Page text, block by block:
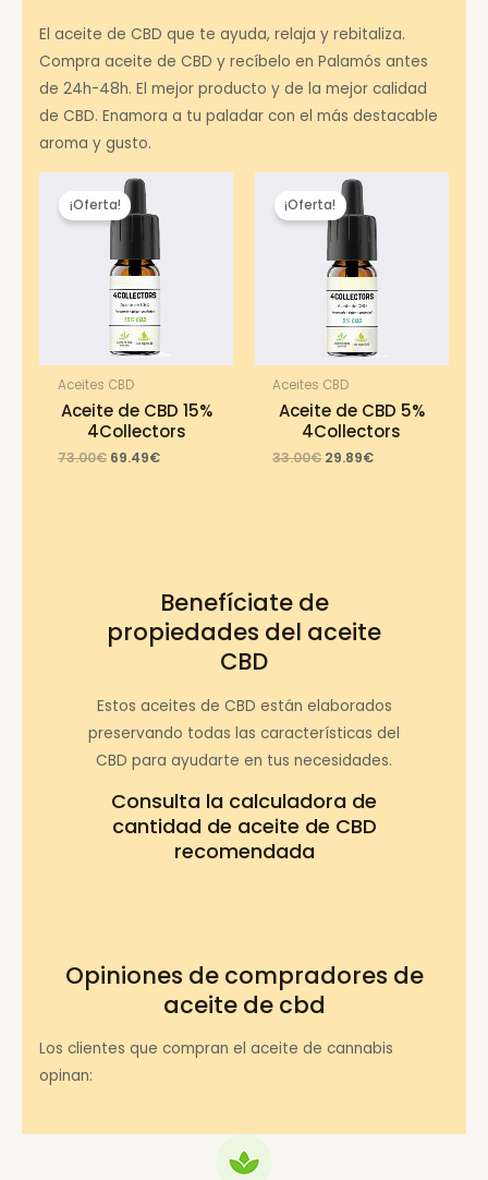
El aceite de CBD que te ayuda, relaja y rebitaliza.
Compra aceite de CBD y recíbelo en Palamós antes
de 24h-48h. El mejor producto y de la mejor calidad
de CBD. Enamora a tu paladar con el más destacable
aroma y gusto.
¡Oferta!
Aceites CBD
Aceite de CBD 15%
4Collectors
73.00€ Original
69.49€Current
¡Oferta!
Aceites CBD
Aceite de CBD 5%
4Collectors
33.00€ Original
29.89€Current
Benefíciate de
propiedades del aceite
CBD
Estos aceites de CBD están elaborados
preservando todas las características del
CBD para ayudarte en tus necesidades.
Consulta la calculadora de
cantidad de aceite de CBD
recomendada
Opiniones de compradores de
aceite de cbd
Los clientes que compran el aceite de cannabis
opinan: